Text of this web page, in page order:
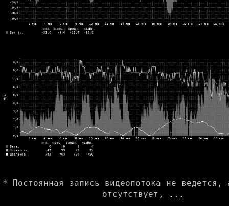
* Постоянная запись видеопотока не ведется,
отсутствует,
...